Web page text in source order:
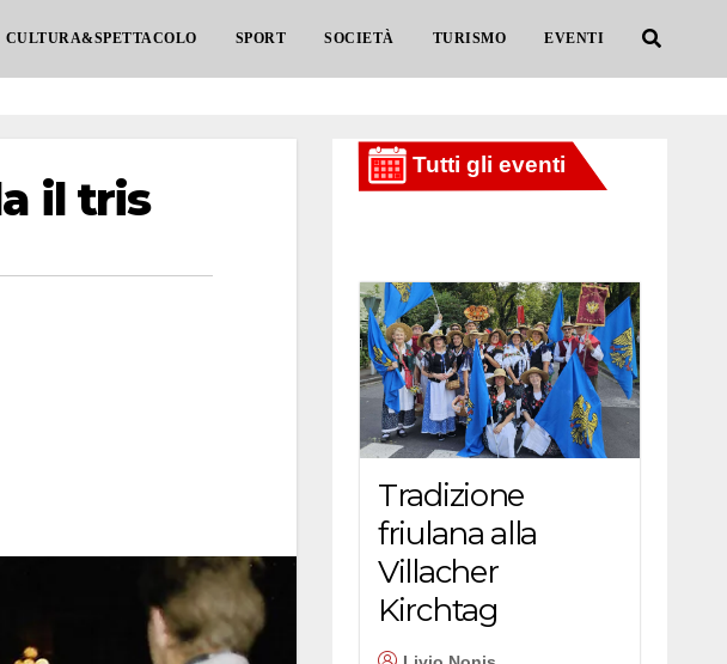
CULTURA&SPETTACOLO SPORT SOCIETÀ TURISMO EVENTI
il tris
Tradizione
friulana alla
Villacher
Kirchtag